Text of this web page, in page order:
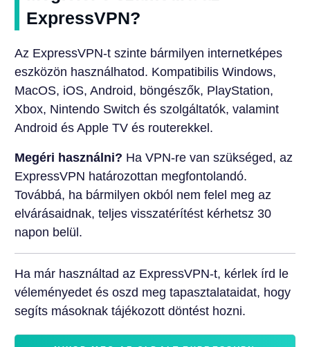
ExpressVPN?
Az ExpressVPN-t szinte bármilyen internetképes
eszközön használhatod. Kompatibilis Windows,
MacOS, iOS, Android, böngészők, PlayStation,
Xbox, Nintendo Switch és szolgáltatók, valamint
Android és Apple TV és routerekkel.
Megéri használni? Ha VPN-re van szükséged, az
ExpressVPN határozottan megfontolandó.
Továbbá, ha bármilyen okból nem felel meg az
elvárásaidnak, teljes visszatérítést kérhetsz 30
napon belül.
Ha már használtad az ExpressVPN-t, kérlek írd le
véleményedet és oszd meg tapasztalataidat, hogy
segíts másoknak tájékozott döntést hozni.